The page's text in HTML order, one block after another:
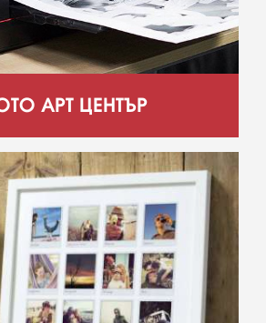
АРТ ЦЕНТЪР